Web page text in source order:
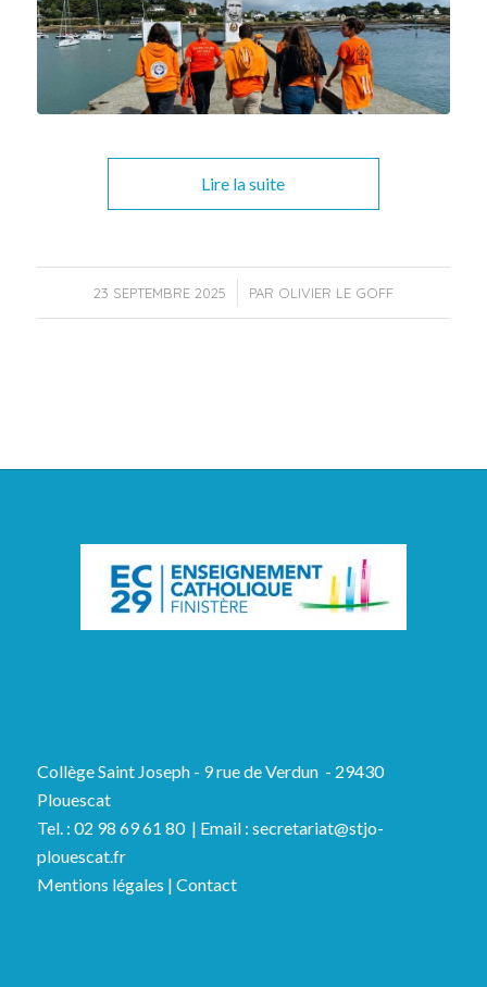
Lire la suite
23 SEPTEMBRE 2025
/ PAR OLIVIER LE GOFF
Collège Saint Joseph - 9 rue de Verdun - 29430
Plouescat
Tel. : 02 98 69 61 80 | Email : secretariat@stjo-
plouescat.fr
Mentions légales | Contact